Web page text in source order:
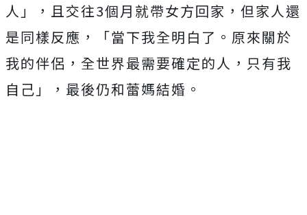
人」，且交往3個月就帶女方回家，但家人還
是同樣反應，「當下我全明白了。原來關於
我的伴侶，全世界最需要確定的人，只有我
自己」，最後仍和蕾媽結婚。